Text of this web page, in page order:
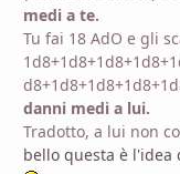
medi a te.
Tu fai 18 AdO e gli
danni medi a lui.
Tradotto, a lui non
bello questa è l'idea